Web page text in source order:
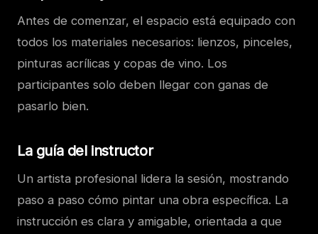
Antes de comenzar, el espacio está equipado con
todos los materiales necesarios: lienzos, pinceles,
pinturas acrílicas y copas de vino. Los
participantes solo deben llegar con ganas de
pasarlo bien.
La guía del instructor
Un artista profesional lidera la sesión, mostrando
paso a paso cómo pintar una obra específica. La
instrucción es clara y amigable, orientada a que